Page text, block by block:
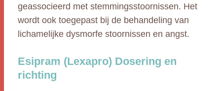
geassocieerd met stemmingsstoornissen. Het
wordt ook toegepast bij de behandeling van
lichamelijke dysmorfe stoornissen en angst.
Esipram (Lexapro) Dosering en
richting